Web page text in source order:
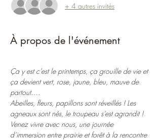
+ 4 autres invités
À propos de l'événement
Ça y est c’est le printemps, ça grouille de vie et
ça devient vert, rose, jaune, bleu, mauve de
partout….
Abeilles, fleurs, papillons sont réveillés ! Les
agneaux sont nés, le troupeau s’est agrandit !
Venez vivre avec nous, une journée
d’immersion entre prairie et forêt à la rencontre